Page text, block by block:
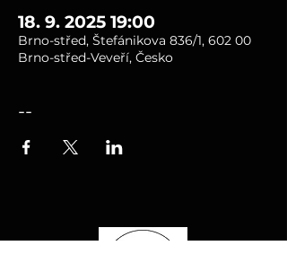
18. 9. 2025 19:00
Brno-střed, Štefánikova 836/1, 602 00
Brno-střed-Veveří, Česko
--